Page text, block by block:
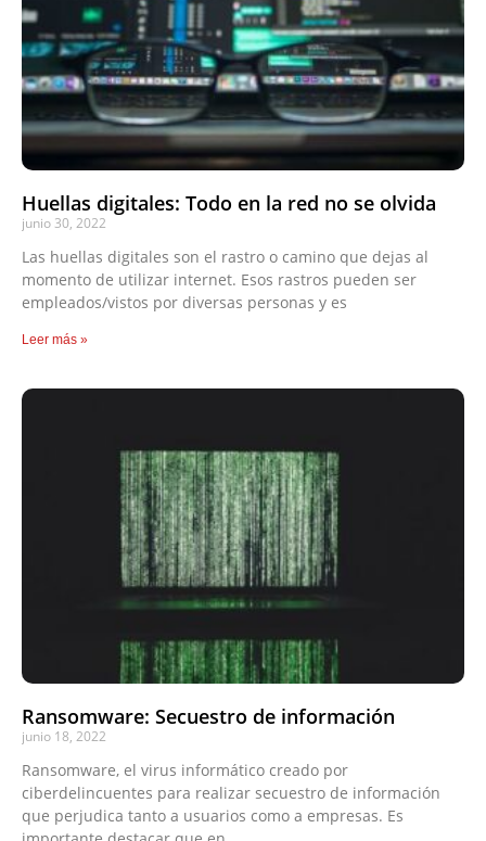
Huellas digitales: Todo en la red no se olvida
junio 30, 2022
Las huellas digitales son el rastro o camino que dejas al
momento de utilizar internet. Esos rastros pueden ser
empleados/vistos por diversas personas y es
Leer más »
Ransomware: Secuestro de información
junio 18, 2022
Ransomware, el virus informático creado por
ciberdelincuentes para realizar secuestro de información
que perjudica tanto a usuarios como a empresas. Es